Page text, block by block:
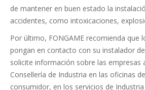
de mantener en buen estado la
accidentes, como intoxicaciones,
Por último, FONGAME recomienda que
pongan en contacto con su instalador
solicite información sobre las empresas
Consellería de Industria en las oficinas
consumidor, en los servicios de